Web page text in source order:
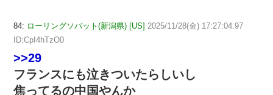
84: ローリングソバット(新潟県) [US] 2025/11/28(金) 17:27:04.97
ID:CpI4hTzO0
>>29
フランスにも泣きついたらしいし
焦ってるの中国やんか